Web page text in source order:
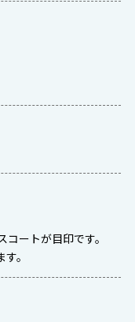
ートが目印です。
。